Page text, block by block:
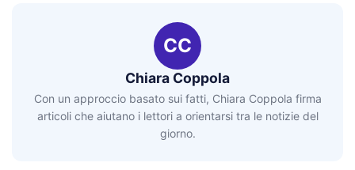
CC
Chiara Coppola
Con un approccio basato sui fatti, Chiara Coppola firma
articoli che aiutano i lettori a orientarsi tra le notizie del
giorno.